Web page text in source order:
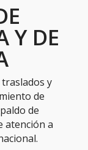
Y DE
y
de
de
atención a